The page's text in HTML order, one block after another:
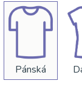
Pánská